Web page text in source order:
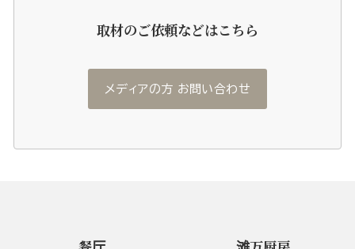
取材のご依頼などはこちら
メディアの方 お問い合わせ